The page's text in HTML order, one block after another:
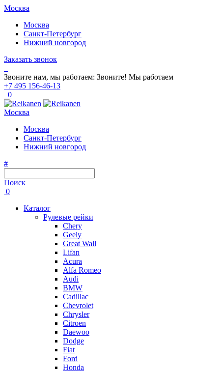
Москва
Москва
Санкт-Петербург
Нижний новгород
Заказать звонок
Звоните нам, мы работаем: Звоните! Мы работаем
+7 495 156-46-13
0
Москва
Москва
Санкт-Петербург
Нижний новгород
#
Поиск
0
Каталог
Рулевые рейки
Chery
Geely
Great Wall
Lifan
Acura
Alfa Romeo
Audi
BMW
Cadillac
Chevrolet
Chrysler
Citroen
Daewoo
Dodge
Fiat
Ford
Honda